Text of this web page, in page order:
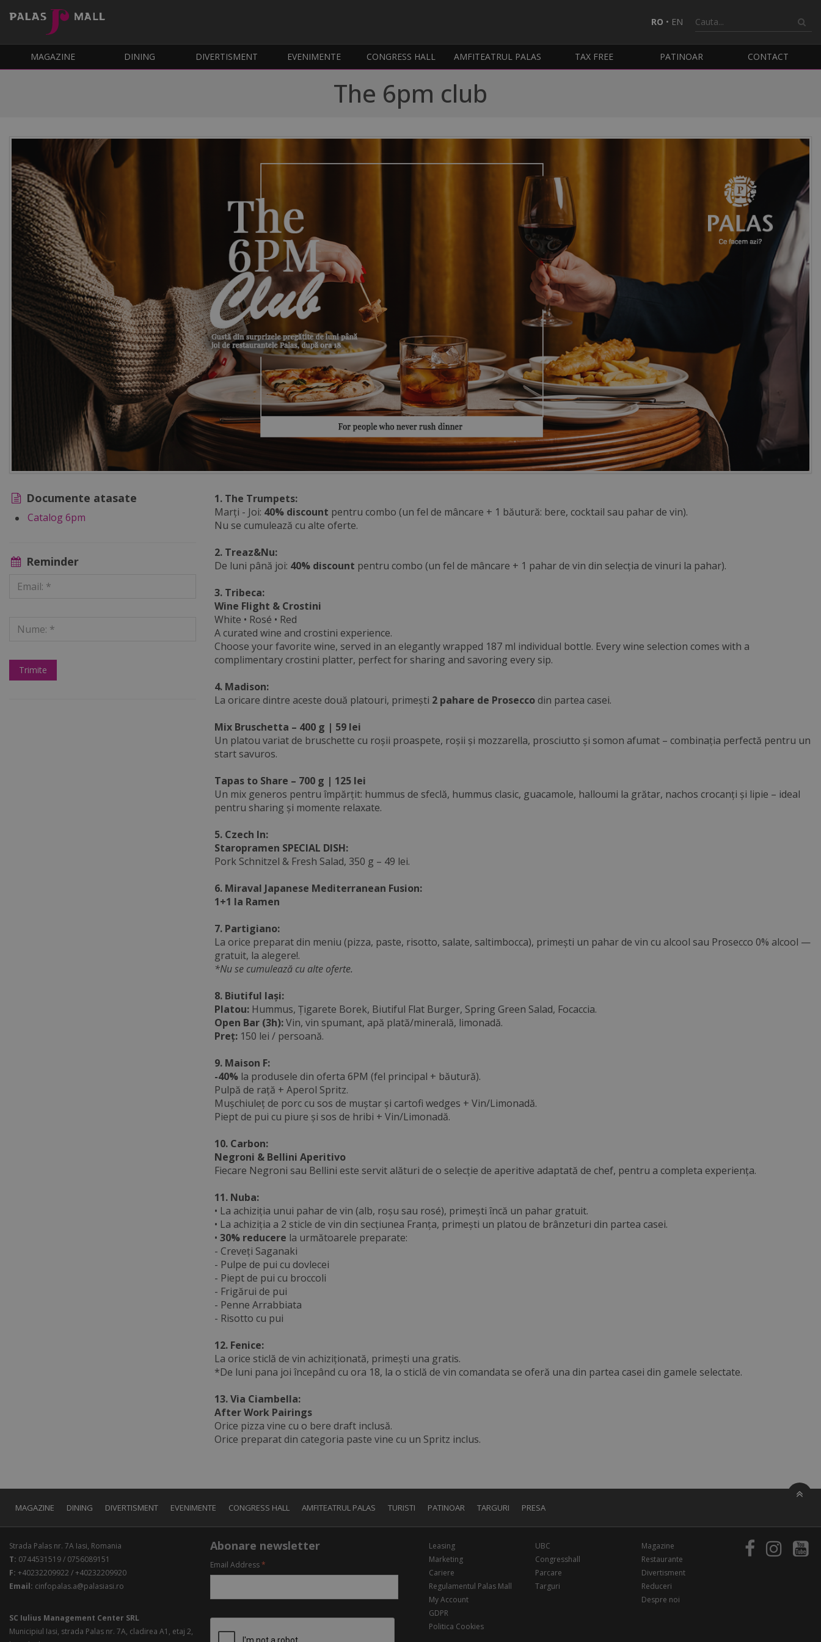
RO • EN
MAGAZINE DINING DIVERTISMENT EVENIMENTE CONGRESS HALL AMFITEATRUL PALAS TAX FREE PATINOAR CONTACT
The 6pm club
1. The Trumpets:
Marți - Joi: 40% discount pentru combo (un fel de mâncare + 1 băutură: bere, cocktail sau pahar de vin).
Nu se cumulează cu alte oferte.
2. Treaz&Nu:
De luni până joi: 40% discount pentru combo (un fel de mâncare + 1 pahar de vin din selecția de vinuri la pahar).
3. Tribeca:
Wine Flight & Crostini
White • Rosé • Red
A curated wine and crostini experience.
Choose your favorite wine, served in an elegantly wrapped 187 ml individual bottle. Every wine selection comes with a
complimentary crostini platter, perfect for sharing and savoring every sip.
4. Madison:
La oricare dintre aceste două platouri, primești 2 pahare de Proseccodin partea casei.
Mix Bruschetta – 400 g | 59 lei
Un platou variat de bruschette cu roșii proaspete, roșii și mozzarella, prosciutto și somon afumat – combinația perfectă pentru un
start savuros.
Tapas to Share – 700 g | 125 lei
Un mix generos pentru împărțit: hummus de sfeclă, hummus clasic, guacamole, halloumi la grătar, nachos crocanți și lipie – ideal
pentru sharing și momente relaxate.
5. Czech In:
Staropramen SPECIAL DISH:
Pork Schnitzel & Fresh Salad, 350 g – 49 lei.
6. Miraval Japanese Mediterranean Fusion:
1+1 la Ramen
7. Partigiano:
La orice preparat din meniu (pizza, paste, risotto, salate, saltimbocca), primești un pahar de vin cu alcool sau Prosecco 0% alcool —
gratuit, la alegere!.
*Nu se cumulează cu alte oferte.
8. Biutiful Iași:
Platou: Hummus, Țigarete Borek, Biutiful Flat Burger, Spring Green Salad, Focaccia.
Open Bar (3h):Vin, vin spumant, apă plată/minerală, limonadă.
Preț: 150 lei / persoană.
9. Maison F:
-40% la produsele din oferta 6PM (fel principal + băutură).
Pulpă de rață + Aperol Spritz.
Mușchiuleț de porc cu sos de muștar și cartofi wedges + Vin/Limonadă.
Piept de pui cu piure și sos de hribi + Vin/Limonadă.
10. Carbon:
Negroni & Bellini Aperitivo
Fiecare Negroni sau Bellini este servit alături de o selecție de aperitive adaptată de chef, pentru a completa experiența.
11. Nuba:
• La achiziția unui pahar de vin (alb, roșu sau rosé), primești încă un pahar gratuit.
• La achiziția a 2 sticle de vin din secțiunea Franța, primești un platou de brânzeturi din partea casei.
• 30% reducere la următoarele preparate:
- Creveți Saganaki
- Pulpe de pui cu dovlecei
- Piept de pui cu broccoli
- Frigărui de pui
- Penne Arrabbiata
- Risotto cu pui
12. Fenice:
La orice sticlă de vin achiziționată, primești una gratis.
*De luni pana joi începând cu ora 18, la o sticlă de vin comandata se oferă una din partea casei din gamele selectate.
13. Via Ciambella:
After Work Pairings
Orice pizza vine cu o bere draft inclusă.
Orice preparat din categoria paste vine cu un Spritz inclus.
Documente atasate
Catalog 6pm
Reminder
MAGAZINE DINING DIVERTISMENT EVENIMENTE CONGRESS HALL AMFITEATRUL PALAS TURISTI PATINOAR TARGURI PRESA
Strada Palas nr. 7A Iasi, Romania
T: 0744531519 / 0756089151
F: +40232209922 / +40232209920
Email: cinfopalas.a@palasiasi.ro
SC Iulius Management Center SRL
Municipiul Iasi, strada Palas nr. 7A, cladirea A1, etaj 2,
Abonare newsletter
Email Address*
Leasing
Marketing
Cariere
Regulamentul Palas Mall
My Account
GDPR
Politica Cookies
UBC
Congresshall
Parcare
Targuri
Magazine
Restaurante
Divertisment
Reduceri
Despre noi